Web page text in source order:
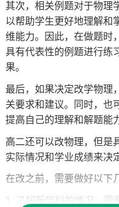
其次，相关例题对于物理
以帮助学生更好地理解和
维能力。因此，在做题时
具有代表性的例题进行练
果。
最后，如果决定改学物理
关要求和建议。同时，也
提高自己的理解和解题能
高二还可以改物理，但是
实际情况和学业成绩来决
在改之前，需要做好以下
1. 了解新学科的情况：需